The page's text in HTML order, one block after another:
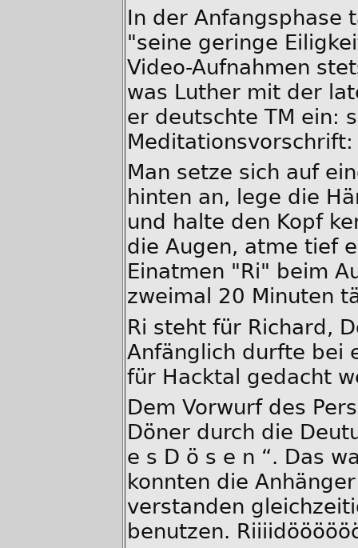
In der Anfangsphase
"seine geringe
Video-Aufnahmen
was Luther mit der
er deutschte TM ein:
Meditationsvorschrift:
Man setze sich auf
hinten an, lege die
und halte den Kopf
die Augen, atme tief
Einatmen "Ri" beim
zweimal 20 Minuten
Ri steht für Richard,
Anfänglich durfte bei
für Hacktal gedacht
Dem Vorwurf des
Döner durch die
e s D ö s e n “. Das
konnten die
verstanden
benutzen.